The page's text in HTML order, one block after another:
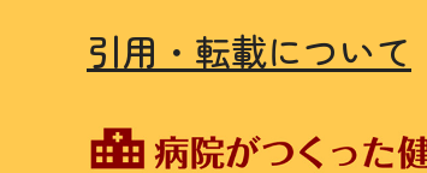
引用・転載について